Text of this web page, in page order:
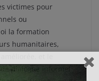
victimes pour
ou
la formation
humanitaires,
dialogue informel